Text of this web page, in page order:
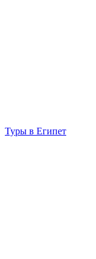
Туры в Египет